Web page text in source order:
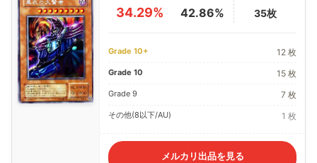
34.29% 42.86% 35枚
Grade 10+ 12 枚
Grade 10 15 枚
Grade 9 7 枚
その他(8以下/AU) 1 枚
メルカリ出品を見る